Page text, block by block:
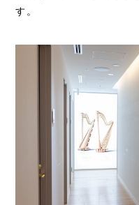
す。